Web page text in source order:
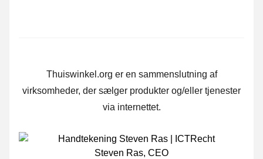
Thuiswinkel.org er en sammenslutning af
virksomheder, der sælger produkter og/eller tjenester
via internettet.
Steven Ras, CEO